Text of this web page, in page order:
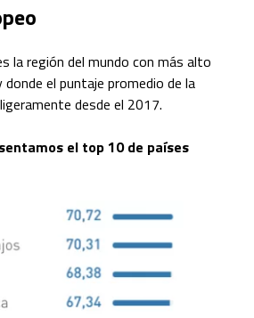
la región del mundo con más alto
donde el puntaje promedio de la
desde el 2017.
el top 10 de países